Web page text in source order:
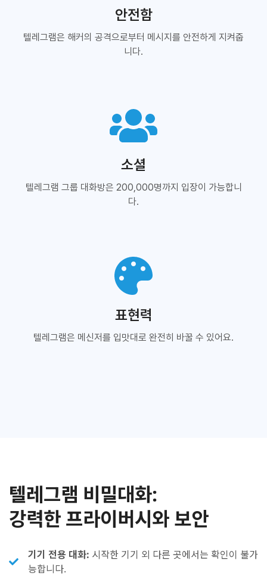
안전함
텔레그램은 해커의 공격으로부터 메시지를 안전하게 지켜줍
니다.
소셜
텔레그램 그룹 대화방은 200,000명까지 입장이 가능합니
다.
표현력
텔레그램은 메신저를 입맛대로 완전히 바꿀 수 있어요.
텔레그램 비밀대화:
강력한 프라이버시와 보안
기기 전용 대화: 시작한 기기 외 다른 곳에서는 확인이 불가
능합니다.